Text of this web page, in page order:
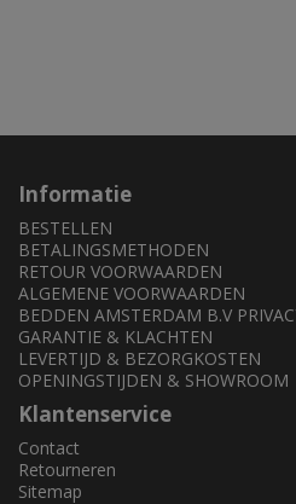
Informatie
BESTELLEN
BETALINGSMETHODEN
RETOUR VOORWAARDEN
ALGEMENE VOORWAARDEN
BEDDEN AMSTERDAM B.V
GARANTIE & KLACHTEN
LEVERTIJD & BEZORGKOSTEN
OPENINGSTIJDEN & SHOWROOM
Klantenservice
Contact
Retourneren
Sitemap